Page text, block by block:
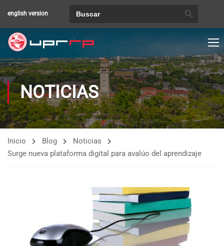
english version
NOTICIAS
Inicio Blog
Noticias
Surge nueva plataforma digital para avalúo del aprendizaje